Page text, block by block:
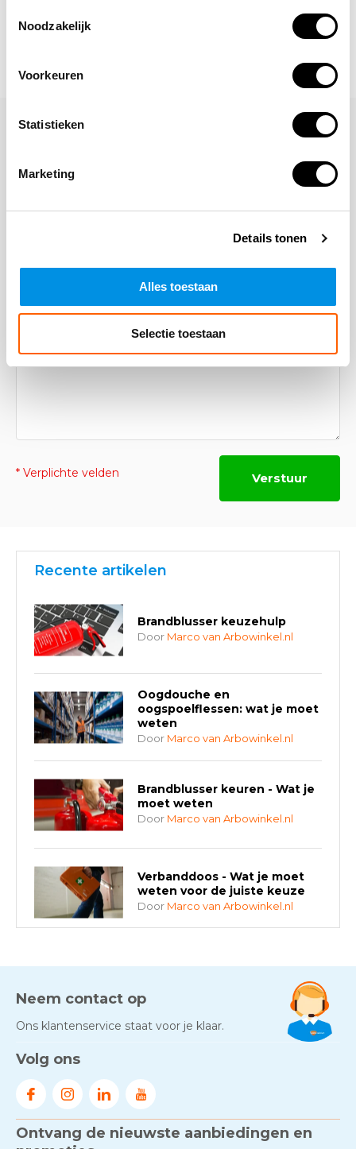
Noodzakelijk
Voorkeuren
Statistieken
Marketing
Details tonen
Alles toestaan
Selectie toestaan
Laat een reactie achter
*Uw e-mailadres wordt niet gepubliceerd
Opmerking
* Verplichte velden Verstuur
Recente artikelen
Brandblusser keuzehulp
Door Marco van Arbowinkel.nl
Oogdouche en
oogspoelflessen: wat je moet
weten
Door Marco van Arbowinkel.nl
Brandblusser keuren - Wat je
moet weten
Door Marco van Arbowinkel.nl
Verbanddoos - Wat je moet
weten voor de juiste keuze
Door Marco van Arbowinkel.nl
AED-apparaten - Welke past
Door Marco van Arbowinkel.nl
Door
Voorkom brand met
rookmelders, hittemelders en
Neem contact op
Ons klantenservice staat voor je klaar.
Volg ons
Ontvang de nieuwste aanbiedingen en